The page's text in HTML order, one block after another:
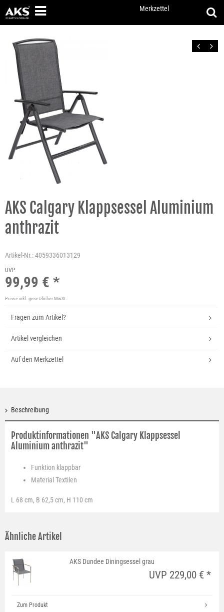
Merkzettel
Zurück Vor
AKS Calgary Klappsessel Aluminium
anthrazit
Artikel-Nr.:4059336013129
UVP
99,99 € *
Preise inkl. gesetzlicher MwSt.
Fragen zum Artikel?
Artikel vergleichen
Auf den Merkzettel
Beschreibung
Produktinformationen "AKS Calgary Klappsessel
Aluminium anthrazit"
Funktion klappbar
Material Textilen
L 68 cm, B 62,5 cm, H 110 cm
Ähnliche Artikel
AKS Dundee Diningsessel grau
UVP 229,00 € *
Zum Produkt